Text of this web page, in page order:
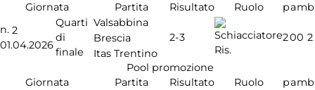
Giornata
Partita Risultato Ruolo pamb
n. 2
01.04.2026
Quarti
di
finale
Valsabbina
Brescia
Itas Trentino
2-3
Ris.
200 2
Pool promozione
Giornata
Partita Risultato Ruolo pamb